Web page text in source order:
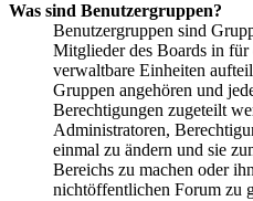
Was sind Benutzergruppen?
Benutzergruppen sind
Mitglieder des Boards in
verwaltbare Einheiten
Gruppen angehören und
Berechtigungen zugeteilt
Administratoren,
einmal zu ändern und sie
Bereichs zu machen oder
nichtöffentlichen Forum zu